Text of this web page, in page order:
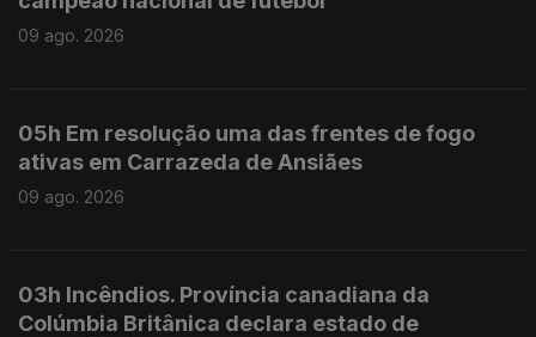
09 ago. 2026
05h Em resolução uma das frentes de fogo
ativas em Carrazeda de Ansiães
09 ago. 2026
03h Incêndios. Província canadiana da
Colúmbia Britânica declara estado de